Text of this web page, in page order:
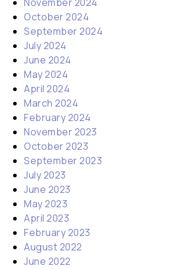
October 2024
September 2024
July 2024
June 2024
May 2024
April 2024
March 2024
February 2024
November 2023
October 2023
September 2023
July 2023
June 2023
May 2023
April 2023
February 2023
August 2022
June 2022